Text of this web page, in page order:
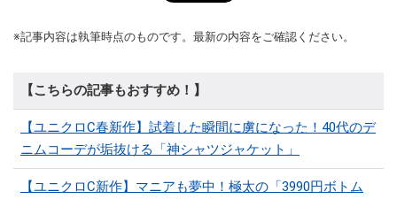
※記事内容は執筆時点のものです。最新の内容をご確認ください。
【こちらの記事もおすすめ！】
【ユニクロC春新作】試着した瞬間に虜になった！40代のデ
ニムコーデが垢抜ける「神シャツジャケット」
【ユニクロC新作】マニアも夢中！極太の「3990円ボトム